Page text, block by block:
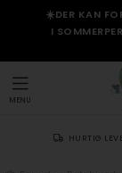
☀️DER KAN
I
MENU
HURTIG